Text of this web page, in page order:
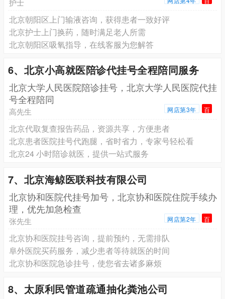
北京朝阳区上门输液咨询，获得患者一致好评
北京护士上门换药，随时满足老人所需
北京朝阳区吸氧指导，在线客服为您解答
6、北京小高就医陪诊代挂号全程陪同服务
北京大学人民医院陪诊挂号，北京大学人民医院代挂
号全程陪同
高先生 网店第3年 百
北京代取复查报告药品，资源共享，方便患者
北京患者医院挂号代跑腿，省时省力，专家号轻松看
北京24 小时陪诊就医，提供一站式服务
7、北京海鲸医联科技有限公司
北京协和医院代挂号加号，北京协和医院住院手续办
理，优先加急检查
张先生 网店第2年 百
北京协和医院挂号咨询，提前预约，无需排队
阜外医院买药服务，减少患者等待就医的时间
北京协和医院急诊挂号，使您省去诸多麻烦
8、太原利民管道疏通抽化粪池公司